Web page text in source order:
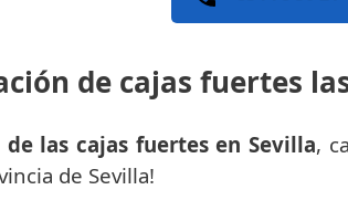
de cajas fuertes
las cajas fuertes en Sevilla,
de Sevilla!